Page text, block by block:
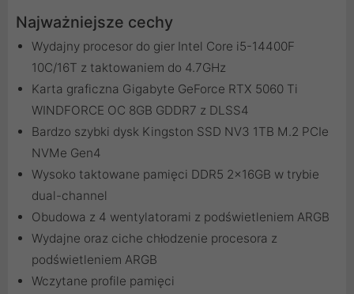
Najważniejsze cechy
Wydajny procesor do gier Intel Core i5-14400F
10C/16T z taktowaniem do 4.7GHz
Karta graficzna Gigabyte GeForce RTX 5060 Ti
WINDFORCE OC 8GB GDDR7 z DLSS4
Bardzo szybki dysk Kingston SSD NV3 1TB M.2 PCIe
NVMe Gen4
Wysoko taktowane pamięci DDR5 2x16GB w trybie
dual-channel
Obudowa z 4 wentylatorami z podświetleniem ARGB
Wydajne oraz ciche chłodzenie procesora z
podświetleniem ARGB
Wczytane profile pamięci